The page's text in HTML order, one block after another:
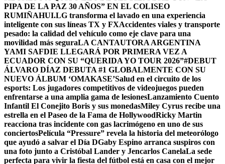
PIPA DE LA PAZ 30 AÑOS” EN EL COLISEO
RUMIÑAHUI.LG transforma el lavado en una experiencia
inteligente con sus líneas TX y FXAccidentes viales y transporte
pesado: la calidad del vehículo como eje clave para una
movilidad más seguraLA CANTAUTORA ARGENTINA
YAMI SAFDIE LLEGARÁ POR PRIMERA VEZ A
ECUADOR CON SU “QUERIDA YO TOUR 2026”#DEBUT
ÁLVARO DÍAZ DEBUTA #1 GLOBALMENTE CON SU
NUEVO ÁLBUM ‘OMAKASE’Salud en el circuito de los
esports: Los jugadores competitivos de videojuegos pueden
enfrentarse a una amplia gama de lesionesLanzamiento Cuento
Infantil El Conejito Boris y sus monedasMiley Cyrus recibe una
estrella en el Paseo de la Fama de HollywoodRicky Martin
reacciona tras incidente con gas lacrimógeno en uno de sus
conciertosPelícula “Pressure” revela la historia del meteorólogo
que ayudó a salvar el Día DGaby Espino arranca suspiros con
una foto junto a Cristóbal Lander y Jencarlos CanelaLa sede
perfecta para vivir la fiesta del fútbol está en casa con el mejor